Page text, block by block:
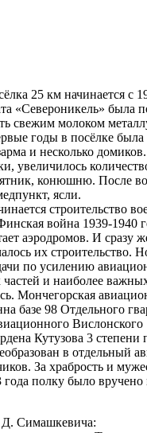
25 км начинается с
«Североникель» была
свежим молоком
годы в посёлке была
и несколько
увеличилось
конюшню. После
ясли.
строительство
война 1939-1940
аэродромов. И сразу
их строительство.
по усилению
и наиболее
Мончегорская
базе 98 Отдельного
Вислонского
Кутузова 3 степени
в отдельный
За храбрость и
полку было вручено
Симашкевича: